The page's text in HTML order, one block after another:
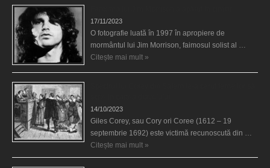
17/11/2023
O fotografie luată în 1997 în apropiere de
mormântul lui Jim Morrison, faimosul solist al …
Citește mai mult »
14/10/2023
Giles Corey, sau Cory ori Coree (1612 – 19
septembrie 1692) este victimă recunoscută din …
Citește mai mult »